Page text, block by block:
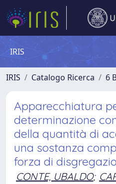
IRIS
IRIS Catalogo Ricerca 6
Apparecchiatura
determinazione
della quantità di
una sostanza
forza di
CONTE, UBALDO;